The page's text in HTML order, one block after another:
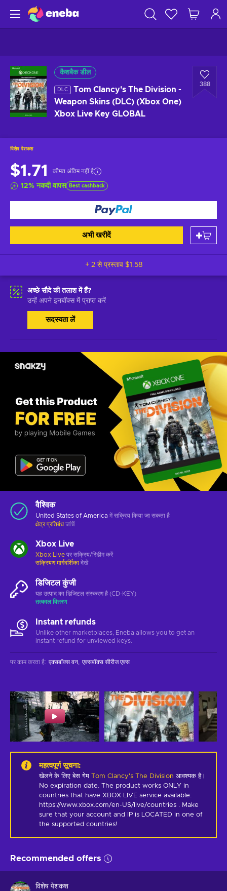
कैशबैक डील
DLC
Tom Clancy's The Division -
Weapon Skins (DLC) (Xbox One)
Xbox Live Key GLOBAL
388
विशेष पेशकश
$1.71 कीमत अंतिम नहीं है
12%नकदी वापस Best cashback
अभी खरीदें
+ 2 से प्रस्ताव $1.58
अच्छे सौदे की तलाश में हैं?
उन्हें अपने इनबॉक्स में प्राप्त करें
सदस्यता लें
वैश्विक
United States of America में सक्रिय किया जा सकता है
क्षेत्र प्रतिबंध जांचें
Xbox Live
Xbox Live पर सक्रिय/रिडीम करें
सक्रियण मार्गदर्शिका देखें
डिजिटल कुंजी
यह उत्पाद का डिजिटल संस्करण है (CD-KEY)
तत्काल वितरण
Instant refunds
Unlike other marketplaces, Eneba allows you to get an
instant refund for unviewed keys.
पर काम करता है: एक्सबॉक्स वन एक्सबॉक्स सीरीज एक्स
महत्वपूर्ण सूचना:
खेलने के लिए बेस गेम Tom Clancy's The Division आवश्यक है।
No expiration date. The product works ONLY in
countries that have XBOX LIVE service available:
https://www.xbox.com/en-US/live/countries . Make
sure that your account and IP is LOCATED in one of
the supported countries!
Recommended offers
विशेष पेशकश